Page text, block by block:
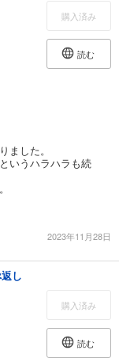
購入済み
読む
ました。
いうハラハラも続
2023年11月28日
し
購入済み
読む